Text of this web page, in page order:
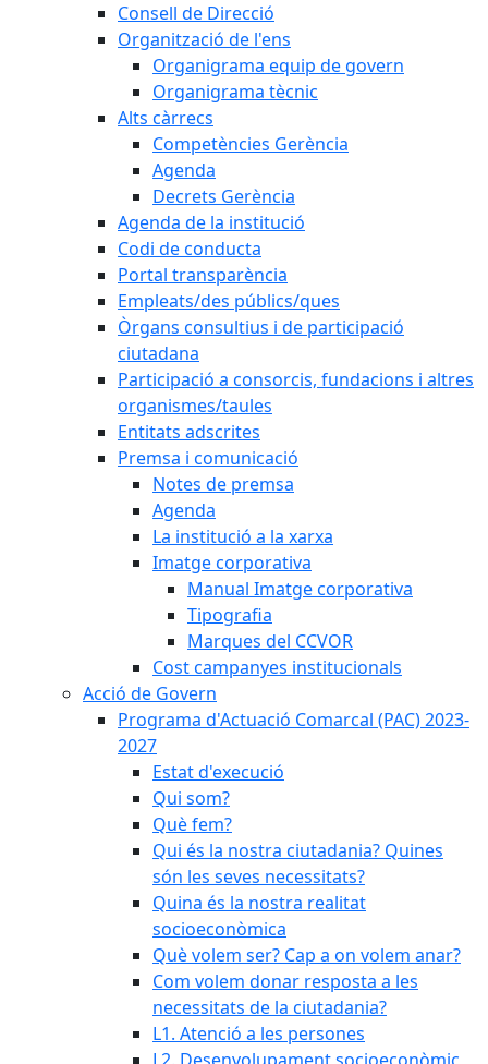
Consell de Direcció
Organització de l'ens
Organigrama equip de govern
Organigrama tècnic
Alts càrrecs
Competències Gerència
Agenda
Decrets Gerència
Agenda de la institució
Codi de conducta
Portal transparència
Empleats/des públics/ques
Òrgans consultius i de participació
ciutadana
Participació a consorcis, fundacions i altres
organismes/taules
Entitats adscrites
Premsa i comunicació
Notes de premsa
Agenda
La institució a la xarxa
Imatge corporativa
Manual Imatge corporativa
Tipografia
Marques del CCVOR
Cost campanyes institucionals
Acció de Govern
Programa d'Actuació Comarcal (PAC) 2023-
2027
Estat d'execució
Qui som?
Què fem?
Qui és la nostra ciutadania? Quines
són les seves necessitats?
Quina és la nostra realitat
socioeconòmica
Què volem ser? Cap a on volem anar?
Com volem donar resposta a les
necessitats de la ciutadania?
L1. Atenció a les persones